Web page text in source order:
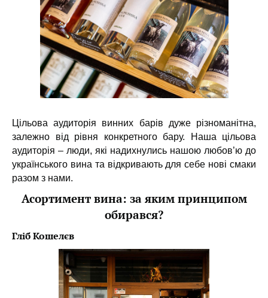
Цільова аудиторія винних барів дуже різноманітна,
залежно від рівня конкретного бару. Наша цільова
аудиторія – люди, які надихнулись нашою любов’ю до
українського вина та відкривають для себе нові смаки
разом з нами.
Асортимент вина: за яким принципом
обирався?
Гліб Кошелєв